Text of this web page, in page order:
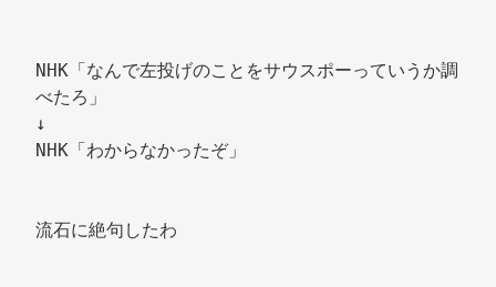
NHK「なんで左投げのことをサウスポーっていうか調
べたろ」
↓
NHK「わからなかったぞ」
流石に絶句したわ